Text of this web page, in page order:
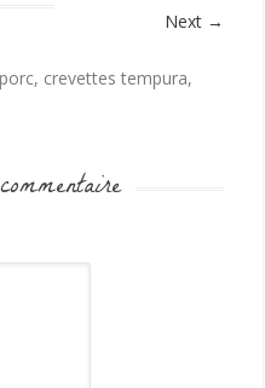
Next →
crevettes tempura,